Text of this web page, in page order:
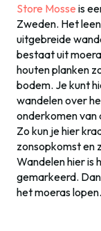
Store Mosse is
Zweden. Het
uitgebreide
bestaat uit
houten planken
bodem. Je kunt
wandelen over
onderkomen van
Zo kun je hier
zonsopkomst en
Wandelen hier is
gemarkeerd.
het moeras lopen.